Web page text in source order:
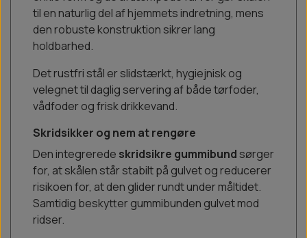
til en naturlig del af hjemmets indretning, mens
den robuste konstruktion sikrer lang
holdbarhed.
Det rustfri stål er slidstærkt, hygiejnisk og
velegnet til daglig servering af både tørfoder,
vådfoder og frisk drikkevand.
Skridsikker og nem at rengøre
Den integrerede skridsikre gummibund sørger
for, at skålen står stabilt på gulvet og reducerer
risikoen for, at den glider rundt under måltidet.
Samtidig beskytter gummibunden gulvet mod
ridser.